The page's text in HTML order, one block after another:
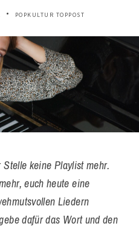
POPKULTUR TOPPOST
keine Playlist mehr.
euch heute eine
Liedern
dafür das Wort und den